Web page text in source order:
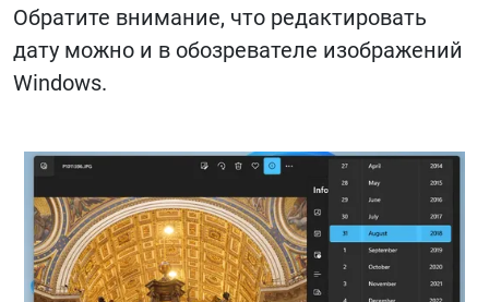
Обратите внимание, что редактировать
дату можно и в обозревателе изображений
Windows.